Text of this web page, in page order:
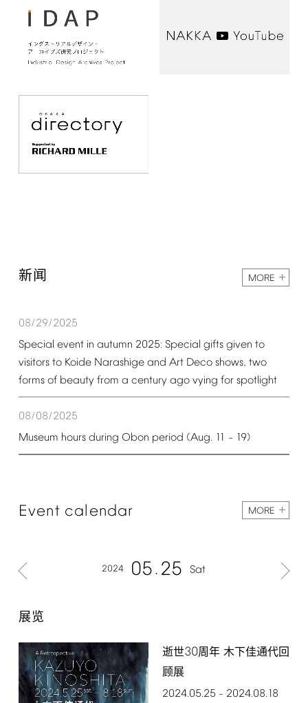
新闻 MORE
08/29/2025
Special event in autumn 2025: Special gifts given to
visitors to Koide Narashige and Art Deco shows, two
forms of beauty from a century ago vying for spotlight
08/08/2025
Museum hours during Obon period (Aug. 11 – 19)
Event calendar MORE
2024 05 25 Sat
展览
逝世30周年 木下佳通代回
顾展
2024.05.25 – 2024.08.18